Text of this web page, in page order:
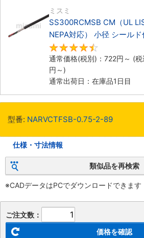
ミスミ
SS300RCMSB CM（UL
NEPA対応） 小径 シールド
通常価格(税別)： 722円 ～ (税
円 ～)
通常出荷日：在庫品1日目
型番: NARVCTFSB-0.75-2-89
仕様・寸法情報
類似品を再検索
※CADデータはPCでダウンロードできます
ご注文数：
価格を確認